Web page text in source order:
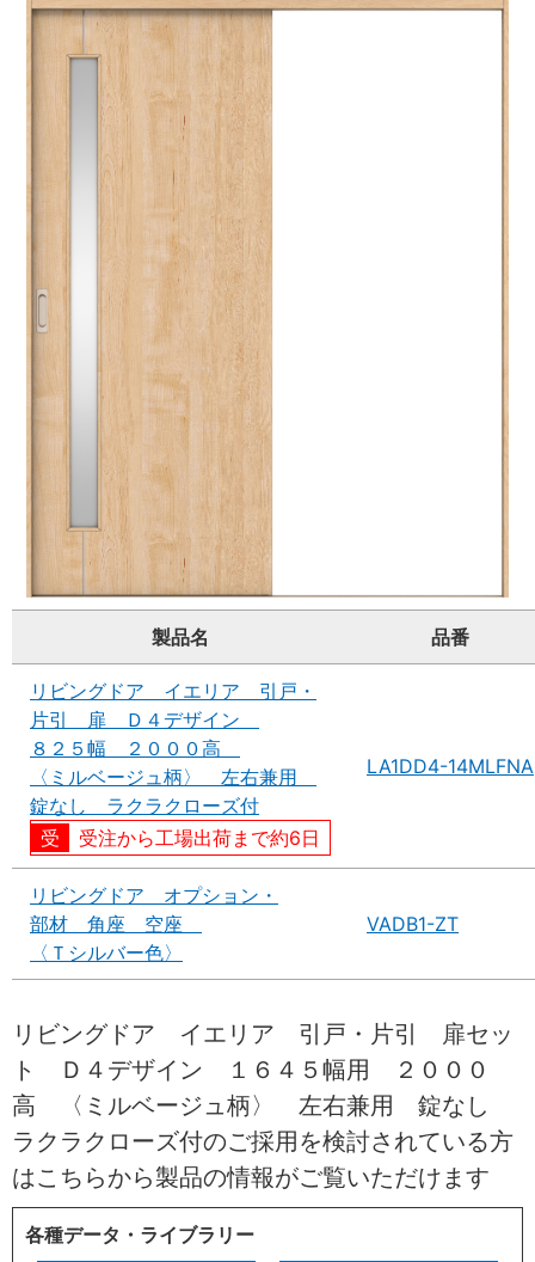
製品名 品番
リビングドア イエリア 引戸・
片引 扉 Ｄ４デザイン
８２５幅 ２０００高
〈ミルベージュ柄〉 左右兼用
錠なし ラクラクローズ付
受注から工場出荷まで約6日
LA1DD4-14MLFNA
リビングドア オプション・
部材 角座 空座
〈Ｔシルバー色〉
VADB1-ZT
リビングドア イエリア 引戸・片引 扉セッ
ト Ｄ４デザイン １６４５幅用 ２０００
高 〈ミルベージュ柄〉 左右兼用 錠なし
ラクラクローズ付のご採用を検討されている方
はこちらから製品の情報がご覧いただけます
各種データ・ライブラリー